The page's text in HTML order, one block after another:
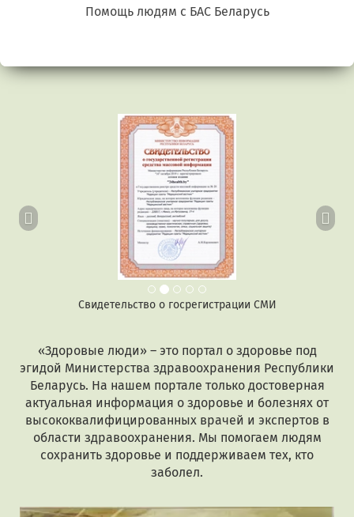
Помощь людям с БАС Беларусь
Свидетельство о госрегистрации СМИ
Предыдущий
«Здоровые люди» – это портал о здоровье под
эгидой Министерства здравоохранения Республики
Беларусь. На нашем портале только достоверная
актуальная информация о здоровье и болезнях от
высококвалифицированных врачей и экспертов в
области здравоохранения. Мы помогаем людям
сохранить здоровье и поддерживаем тех, кто
заболел.